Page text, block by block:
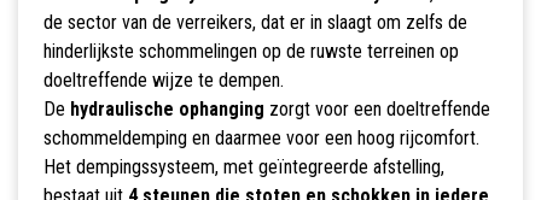
de sector van de verreikers, dat er in slaagt om zelfs de
hinderlijkste schommelingen op de ruwste terreinen op
doeltreffende wijze te dempen.
De hydraulische ophanging zorgt voor een doeltreffende
schommeldemping en daarmee voor een hoog rijcomfort.
Het dempingssysteem, met geïntegreerde afstelling,